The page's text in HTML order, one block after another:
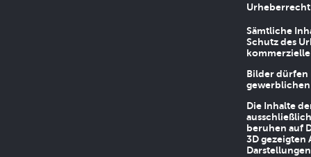
Urheberrecht
Sämtliche
Schutz des
Bilder dürfen
Die Inhalte
beruhen auf
3D gezeigten